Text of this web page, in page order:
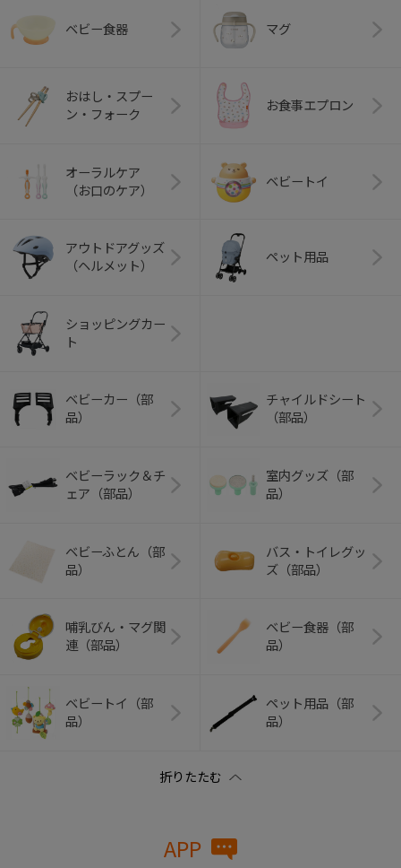
ベビー食器 マグ
おはし・スプー
ン・フォーク
お食事エプロン
オーラルケア
（お口のケア）
ベビートイ
アウトドアグッズ
（ヘルメット）
ペット用品
ショッピングカー
ト
ベビーカー（部
品）
チャイルドシート
（部品）
ベビーラック＆チ
ェア（部品）
室内グッズ（部
品）
ベビーふとん（部
品）
バス・トイレグッ
ズ（部品）
哺乳びん・マグ関
連（部品）
ベビー食器（部
品）
ベビートイ（部
品）
ペット用品（部
品）
APP